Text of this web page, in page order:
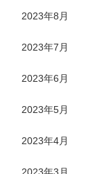
2023年8月
2023年7月
2023年6月
2023年5月
2023年4月